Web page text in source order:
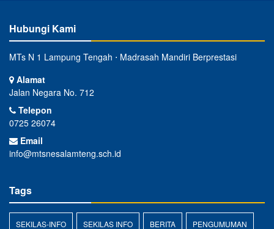
Hubungi Kami
MTs N 1 Lampung Tengah ⋅ Madrasah Mandiri Berprestasi
Alamat
Jalan Negara No. 712
Telepon
0725 26074
Email
info@mtsnesalamteng.sch.id
Tags
SEKILAS-INFO SEKILAS INFO BERITA PENGUMUMAN